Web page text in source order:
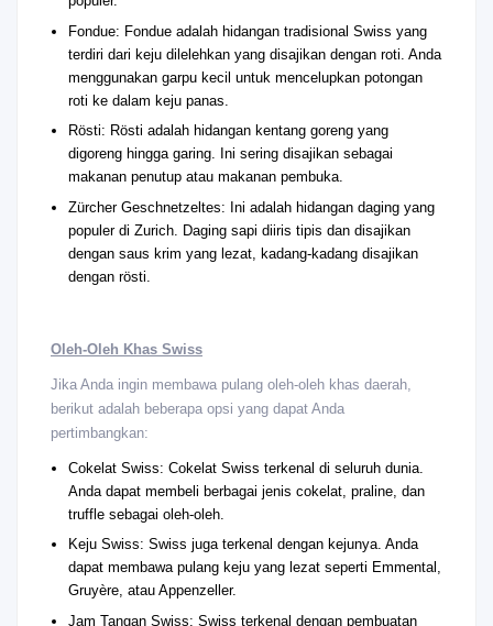
Fondue: Fondue adalah hidangan tradisional Swiss yang
terdiri dari keju dilelehkan yang disajikan dengan roti. Anda
menggunakan garpu kecil untuk mencelupkan potongan
roti ke dalam keju panas.
Rösti: Rösti adalah hidangan kentang goreng yang
digoreng hingga garing. Ini sering disajikan sebagai
makanan penutup atau makanan pembuka.
Zürcher Geschnetzeltes: Ini adalah hidangan daging yang
populer di Zurich. Daging sapi diiris tipis dan disajikan
dengan saus krim yang lezat, kadang-kadang disajikan
dengan rösti.
Oleh-Oleh Khas Swiss
Jika Anda ingin membawa pulang oleh-oleh khas daerah,
berikut adalah beberapa opsi yang dapat Anda
pertimbangkan:
Cokelat Swiss: Cokelat Swiss terkenal di seluruh dunia.
Anda dapat membeli berbagai jenis cokelat, praline, dan
truffle sebagai oleh-oleh.
Keju Swiss: Swiss juga terkenal dengan kejunya. Anda
dapat membawa pulang keju yang lezat seperti Emmental,
Gruyère, atau Appenzeller.
Jam Tangan Swiss: Swiss terkenal dengan pembuatan